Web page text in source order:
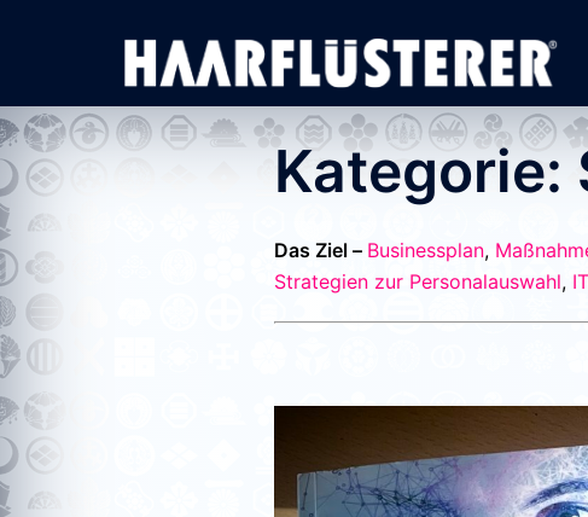
Kategorie:
Das Ziel – Businessplan,
Strategien zur Personalauswahl,